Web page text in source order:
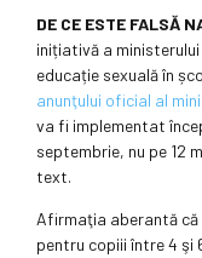
DE CE ESTE FALSĂ
inițiativă a
educație sexuală în
anunţului oficial al
va fi implementat
septembrie, nu pe 12
text.
Afirmaţia aberantă
pentru copiii între 4 şi